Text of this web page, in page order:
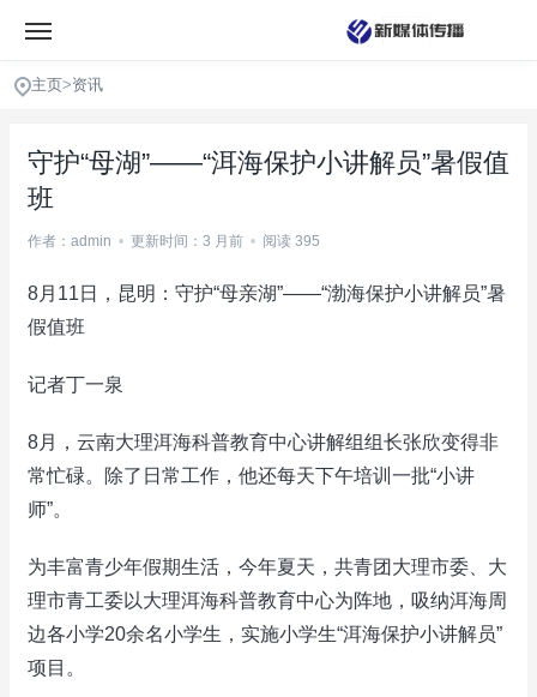
主页>资讯
守护“母湖”——“洱海保护小讲解员”暑假值
班
作者：admin • 更新时间：3 月前 • 阅读 395
8月11日，昆明：守护“母亲湖”——“渤海保护小讲解员”暑
假值班
记者丁一泉
8月，云南大理洱海科普教育中心讲解组组长张欣变得非
常忙碌。除了日常工作，他还每天下午培训一批“小讲
师”。
为丰富青少年假期生活，今年夏天，共青团大理市委、大
理市青工委以大理洱海科普教育中心为阵地，吸纳洱海周
边各小学20余名小学生，实施小学生“洱海保护小讲解员”
项目。